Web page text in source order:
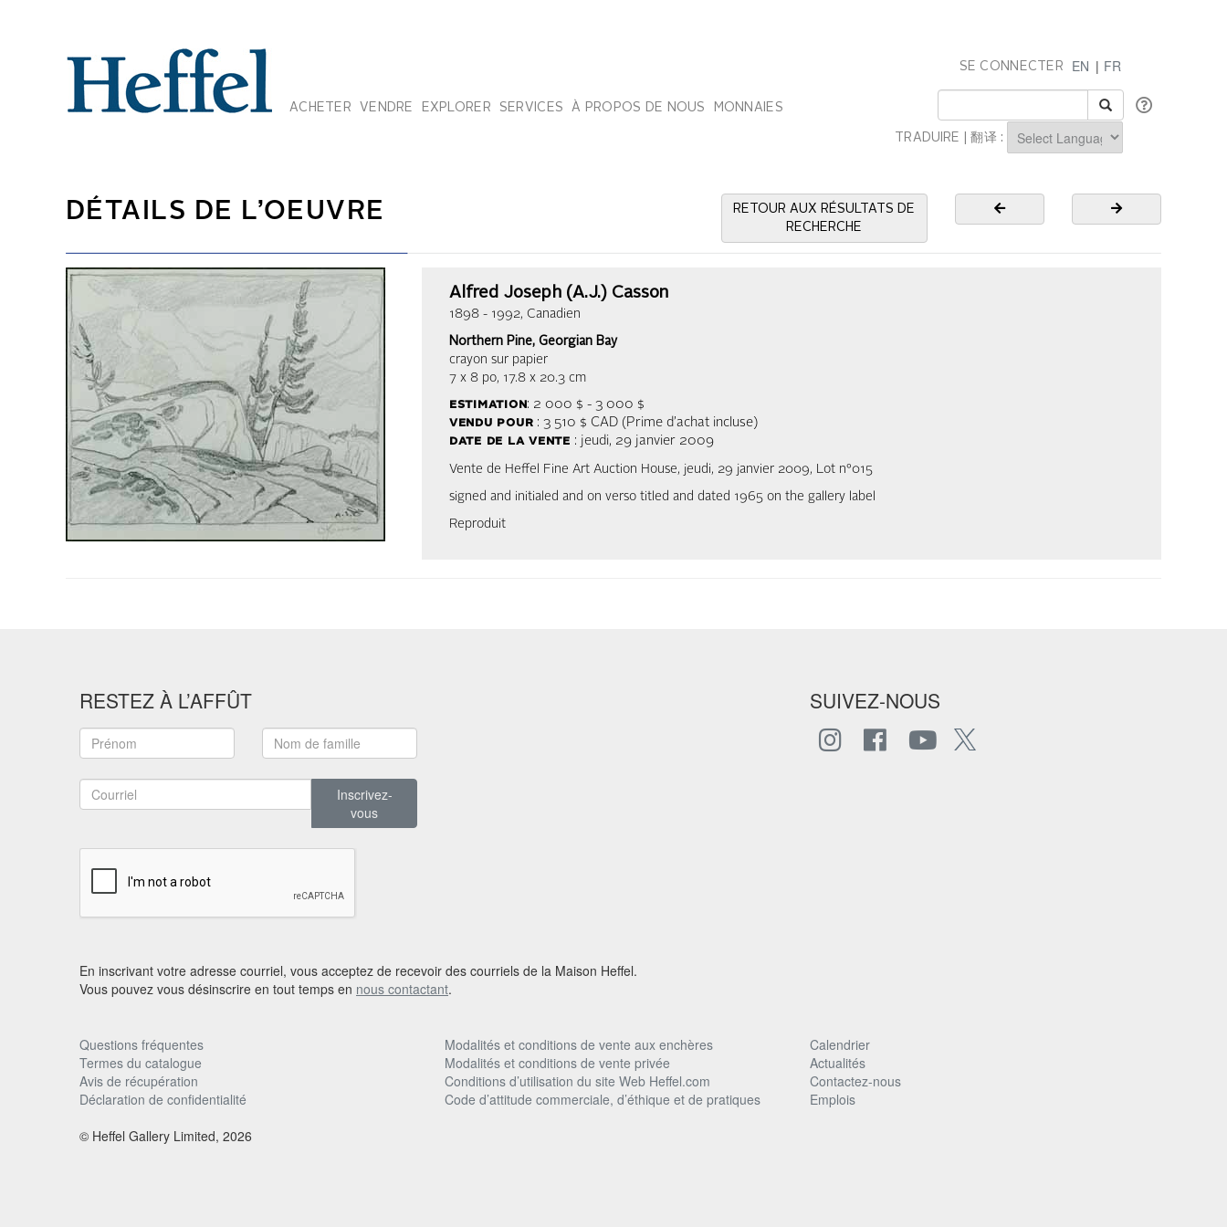
ACHETER VENDRE EXPLORER SERVICES À PROPOS DE NOUS MONNAIES
EN | FR
SE CONNECTER
TRADUIRE | 翻译 :
DÉTAILS DE L’OEUVRE
RETOUR AUX RÉSULTATS DE
RECHERCHE
Alfred Joseph (A.J.) Casson
1898 - 1992, Canadien
Northern Pine, Georgian Bay
crayon sur papier
7 x 8 po, 17.8 x 20.3 cm
estimation: 2 000 $ - 3 000 $
vendu pour : 3 510 $ CAD (Prime d’achat incluse)
date de la vente : jeudi, 29 janvier 2009
Vente de Heffel Fine Art Auction House, jeudi, 29 janvier 2009, Lot n°015
signed and initialed and on verso titled and dated 1965 on the gallery label
Reproduit
RESTEZ À L’AFFÛT
Inscrivez-
vous
SUIVEZ-NOUS
En inscrivant votre adresse courriel, vous acceptez de recevoir des courriels de la Maison Heffel.
Vous pouvez vous désinscrire en tout temps en nous contactant.
Questions fréquentes Modalités et conditions de vente aux enchères
Calendrier
Termes du catalogue
Modalités et conditions de vente privée
Actualités
Avis de récupération
Conditions d’utilisation du site Web Heffel.com
Contactez-nous
Déclaration de confidentialité
Code d’attitude commerciale, d’éthique et de pratiques
Emplois
© Heffel Gallery Limited, 2026